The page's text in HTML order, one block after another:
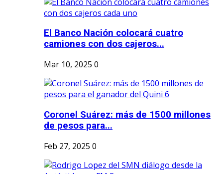
El Banco Nación colocará cuatro
camiones con dos cajeros...
Mar 10, 2025 0
Coronel Suárez: más de 1500 millones
de pesos para...
Feb 27, 2025 0